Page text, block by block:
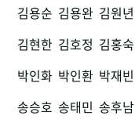
김용순 김용완 김원년
김현한 김호정 김홍숙
박인화 박인환 박재빈
송승호 송태민 송후남